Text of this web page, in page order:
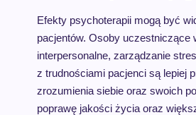
Efekty psychoterapii mogą być
pacjentów. Osoby uczestniczące
interpersonalne, zarządzanie
z trudnościami pacjenci są lepiej
zrozumienia siebie oraz swoich
poprawę jakości życia oraz